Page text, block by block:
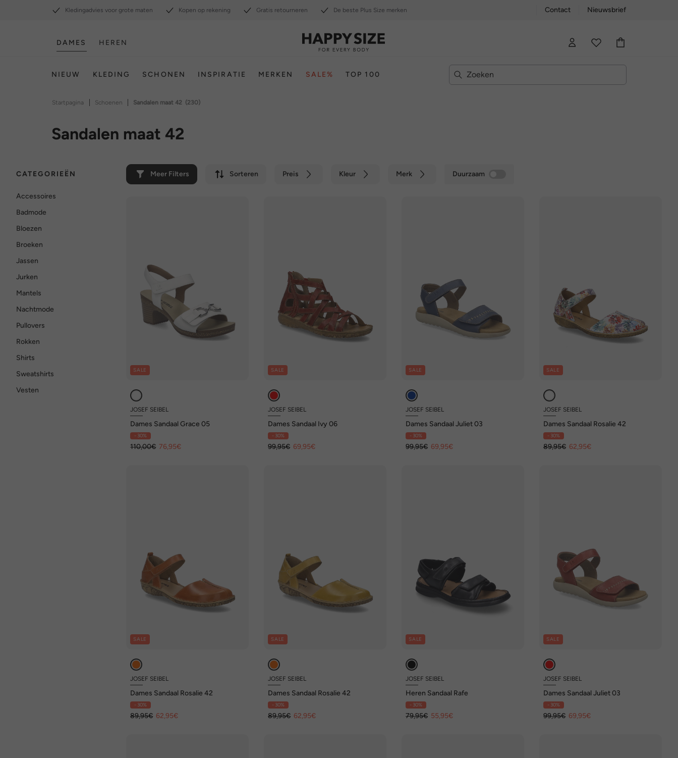
Kledingadvies voor grote maten Kopen op rekening Gratis retourneren De beste Plus Size merken Contact Nieuwsbrief
DAMES HEREN
NIEUW KLEDING SCHONEN INSPIRATIE MERKEN SALE% TOP 100
Startpagina | Schoenen | Sandalen maat 42 (230)
Sandalen maat 42
CATEGORIEËN Meer Filters Sorteren Preis Kleur Merk Duurzaam
Accessoires
Badmode
Bloezen
Broeken
Jassen
Jurken
Mantels
Nachtmode
Pullovers
Rokken
Shirts
Sweatshirts
Vesten
SALE
JOSEF SEIBEL
Dames Sandaal Grace 05
- 30%
110,00€ 76,95€
SALE
JOSEF SEIBEL
Dames Sandaal Ivy 06
- 30%
99,95€ 69,95€
SALE
JOSEF SEIBEL
Dames Sandaal Juliet 03
- 30%
99,95€ 69,95€
SALE
JOSEF SEIBEL
Dames Sandaal Rosalie 42
- 30%
89,95€ 62,95€
SALE
JOSEF SEIBEL
Dames Sandaal Rosalie 42
- 30%
89,95€ 62,95€
SALE
JOSEF SEIBEL
Dames Sandaal Rosalie 42
- 30%
89,95€ 62,95€
SALE
JOSEF SEIBEL
Heren Sandaal Rafe
- 30%
79,95€ 55,95€
SALE
JOSEF SEIBEL
Dames Sandaal Juliet 03
- 30%
99,95€ 69,95€